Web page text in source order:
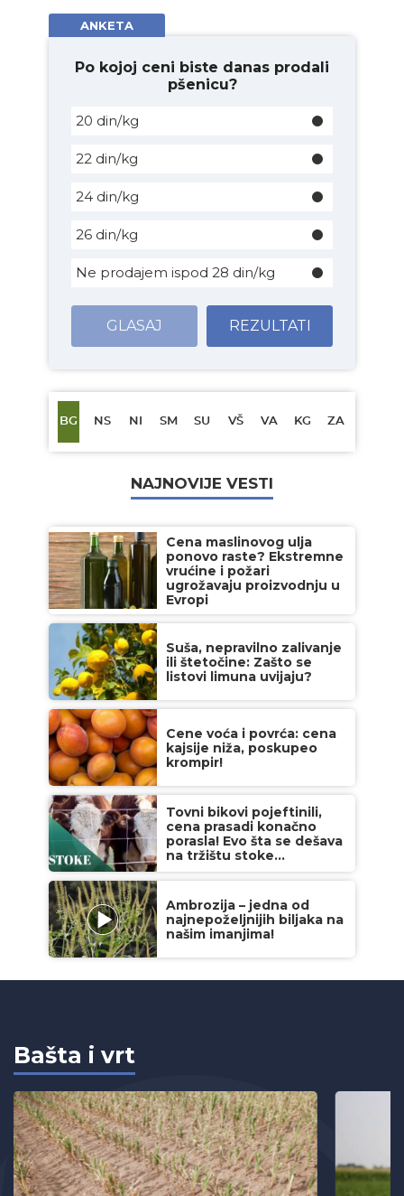
ANKETA
Po kojoj ceni biste danas prodali
pšenicu?
20 din/kg
22 din/kg
24 din/kg
26 din/kg
Ne prodajem ispod 28 din/kg
GLASAJ REZULTATI
BG NS NI SM SU VŠ VA KG ZA
NAJNOVIJE VESTI
Cena maslinovog ulja
ponovo raste? Ekstremne
vrućine i požari
ugrožavaju proizvodnju u
Evropi
Suša, nepravilno zalivanje
ili štetočine: Zašto se
listovi limuna uvijaju?
Cene voća i povrća: cena
kajsije niža, poskupeo
krompir!
Tovni bikovi pojeftinili,
cena prasadi konačno
porasla! Evo šta se dešava
na tržištu stoke...
Ambrozija – jedna od
najnepoželjnijih biljaka na
našim imanjima!
Bašta i vrt